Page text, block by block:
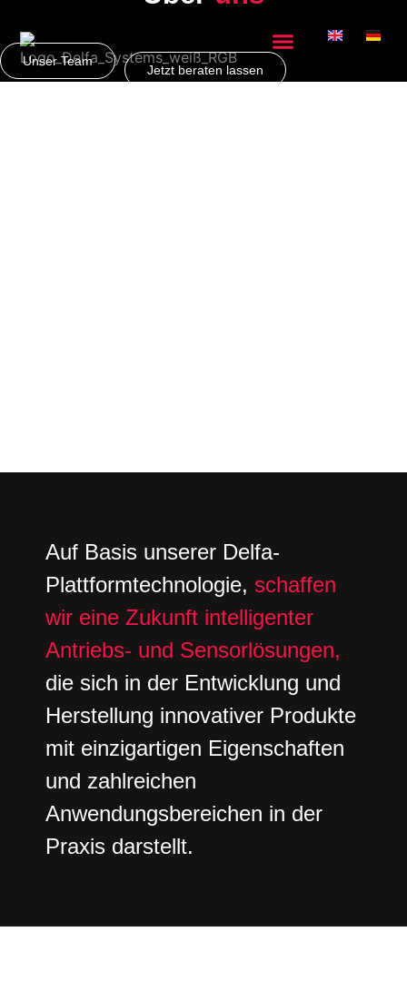
Unser Team
Jetzt beraten lassen
Auf Basis unserer Delfa-
Plattformtechnologie, schaffen
wir eine Zukunft intelligenter
Antriebs- und Sensorlösungen,
die sich in der Entwicklung und
Herstellung innovativer Produkte
mit einzigartigen Eigenschaften
und zahlreichen
Anwendungsbereichen in der
Praxis darstellt.